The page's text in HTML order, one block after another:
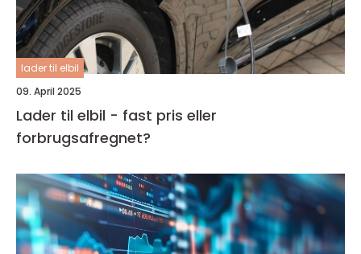
lader til elbil
09. April 2025
Lader til elbil - fast pris eller
forbrugsafregnet?